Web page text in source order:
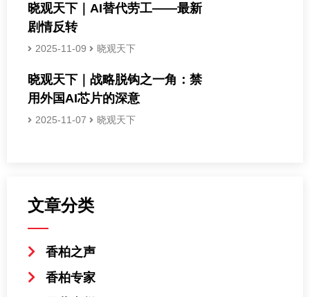
晓观天下｜AI替代劳工——最新
剧情反转
2025-11-09 晓观天下
晓观天下｜战略脱钩之一角：禁
用外国AI芯片的深意
2025-11-07 晓观天下
文章分类
香柏之声
香柏专家